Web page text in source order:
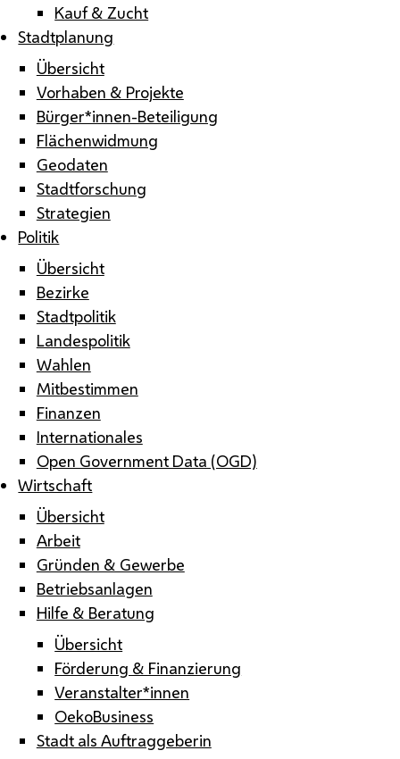
Kauf & Zucht
Stadtplanung
Übersicht
Vorhaben & Projekte
Bürger*innen-Beteiligung
Flächenwidmung
Geodaten
Stadtforschung
Strategien
Politik
Übersicht
Bezirke
Stadtpolitik
Landespolitik
Wahlen
Mitbestimmen
Finanzen
Internationales
Open Government Data (OGD)
Wirtschaft
Übersicht
Arbeit
Gründen & Gewerbe
Betriebsanlagen
Hilfe & Beratung
Übersicht
Förderung & Finanzierung
Veranstalter*innen
OekoBusiness
Stadt als Auftraggeberin